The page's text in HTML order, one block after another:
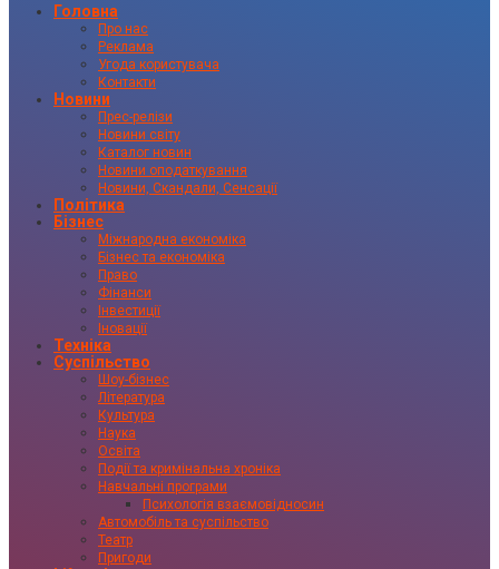
Головна
Про нас
Реклама
Угода користувача
Контакти
Новини
Прес-релізи
Новини світу
Каталог новин
Новини оподаткування
Новини, Скандали, Сенсації
Політика
Бізнес
Міжнародна економіка
Бізнес та економіка
Право
Фінанси
Інвестиції
Іновації
Техніка
Суспільство
Шоу-бізнес
Література
Культура
Наука
Освіта
Події та кримінальна хроніка
Навчальні програми
Психологія взаємовідносин
Автомобіль та суспільство
Театр
Пригоди